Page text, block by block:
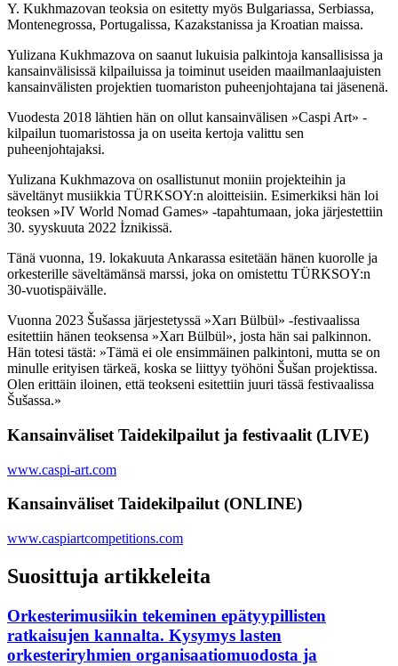
Y. Kukhmazovan teoksia on esitetty myös Bulgariassa, Serbiassa,
Montenegrossa, Portugalissa, Kazakstanissa ja Kroatian maissa.
Yulizana Kukhmazova on saanut lukuisia palkintoja kansallisissa ja
kansainvälisissä kilpailuissa ja toiminut useiden maailmanlaajuisten
kansainvälisten projektien tuomariston puheenjohtajana tai jäsenenä.
Vuodesta 2018 lähtien hän on ollut kansainvälisen »Caspi Art» -
kilpailun tuomaristossa ja on useita kertoja valittu sen
puheenjohtajaksi.
Yulizana Kukhmazova on osallistunut moniin projekteihin ja
säveltänyt musiikkia TÜRKSOY:n aloitteisiin. Esimerkiksi hän loi
teoksen »IV World Nomad Games» -tapahtumaan, joka järjestettiin
30. syyskuuta 2022 İznikissä.
Tänä vuonna, 19. lokakuuta Ankarassa esitetään hänen kuorolle ja
orkesterille säveltämänsä marssi, joka on omistettu TÜRKSOY:n
30-vuotispäivälle.
Vuonna 2023 Šušassa järjestetyssä »Xarı Bülbül» -festivaalissa
esitettiin hänen teoksensa »Xarı Bülbül», josta hän sai palkinnon.
Hän totesi tästä: »Tämä ei ole ensimmäinen palkintoni, mutta se on
minulle erityisen tärkeä, koska se liittyy työhöni Šušan projektissa.
Olen erittäin iloinen, että teokseni esitettiin juuri tässä festivaalissa
Šušassa.»
Kansainväliset Taidekilpailut ja festivaalit (LIVE)
www.caspi-art.com
Kansainväliset Taidekilpailut (ONLINE)
www.caspiartcompetitions.com
Suosittuja artikkeleita
Orkesterimusiikin tekeminen epätyypillisten
ratkaisujen kannalta. Kysymys lasten
orkesteriryhmien organisaatiomuodosta ja